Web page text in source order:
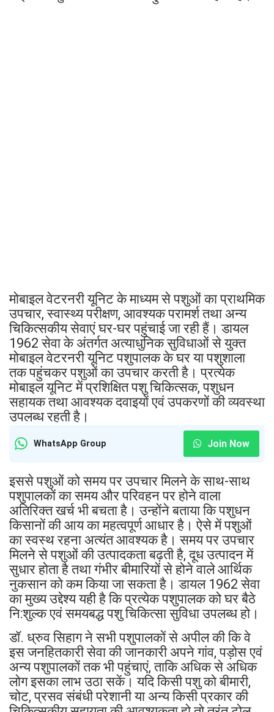
मोबाइल वेटरनरी यूनिट के माध्यम से पशुओं का प्राथमिक
उपचार, स्वास्थ्य परीक्षण, आवश्यक परामर्श तथा अन्य
चिकित्सकीय सेवाएं घर-घर पहुंचाई जा रही हैं। डायल
1962 सेवा के अंतर्गत अत्याधुनिक सुविधाओं से युक्त
मोबाइल वेटरनरी यूनिट पशुपालक के घर या पशुशाला
तक पहुंचकर पशुओं का उपचार करती है। प्रत्येक
मोबाइल यूनिट में प्रशिक्षित पशु चिकित्सक, पशुधन
सहायक तथा आवश्यक दवाइयों एवं उपकरणों की व्यवस्था
उपलब्ध रहती है।
WhatsApp Group Join Now
इससे पशुओं को समय पर उपचार मिलने के साथ-साथ
पशुपालकों का समय और परिवहन पर होने वाला
अतिरिक्त खर्च भी बचता है। उन्होंने बताया कि पशुधन
किसानों की आय का महत्वपूर्ण आधार है। ऐसे में पशुओं
का स्वस्थ रहना अत्यंत आवश्यक है। समय पर उपचार
मिलने से पशुओं की उत्पादकता बढ़ती है, दूध उत्पादन में
सुधार होता है तथा गंभीर बीमारियों से होने वाले आर्थिक
नुकसान को कम किया जा सकता है। डायल 1962 सेवा
का मुख्य उद्देश्य यही है कि प्रत्येक पशुपालक को घर बैठे
नि:शुल्क एवं समयबद्ध पशु चिकित्सा सुविधा उपलब्ध हो।
डॉ. ध्रुव सिहाग ने सभी पशुपालकों से अपील की कि वे
इस जनहितकारी सेवा की जानकारी अपने गांव, पड़ोस एवं
अन्य पशुपालकों तक भी पहुंचाएं, ताकि अधिक से अधिक
लोग इसका लाभ उठा सकें। यदि किसी पशु को बीमारी,
चोट, प्रसव संबंधी परेशानी या अन्य किसी प्रकार की